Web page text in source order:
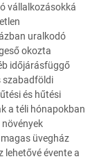
vállalkozásokká
uralkodó
okozta
időjárásfüggő
szabadföldi
és hűtési
a téli hónapokban
üvegház
évente a